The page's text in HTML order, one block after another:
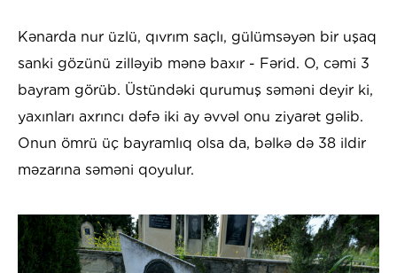
Kənarda nur üzlü, qıvrım saçlı, gülümsəyən bir uşaq
sanki gözünü zilləyib mənə baxır - Fərid. O, cəmi 3
bayram görüb. Üstündəki qurumuş səməni deyir ki,
yaxınları axrıncı dəfə iki ay əvvəl onu ziyarət gəlib.
Onun ömrü üç bayramlıq olsa da, bəlkə də 38 ildir
məzarına səməni qoyulur.